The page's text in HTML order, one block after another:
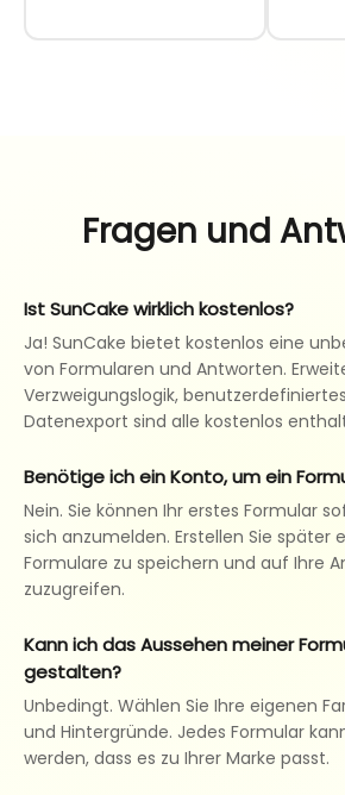
Fragen und
Ist SunCake wirklich kostenlos?
Ja! SunCake bietet kostenlos eine
von Formularen und Antworten.
Verzweigungslogik,
Datenexport sind alle kostenlos
Benötige ich ein Konto, um ein
Nein. Sie können Ihr erstes Formular
sich anzumelden. Erstellen Sie später
Formulare zu speichern und auf Ihre
zuzugreifen.
Kann ich das Aussehen meiner
gestalten?
Unbedingt. Wählen Sie Ihre eigenen
und Hintergründe. Jedes Formular
werden, dass es zu Ihrer Marke passt.